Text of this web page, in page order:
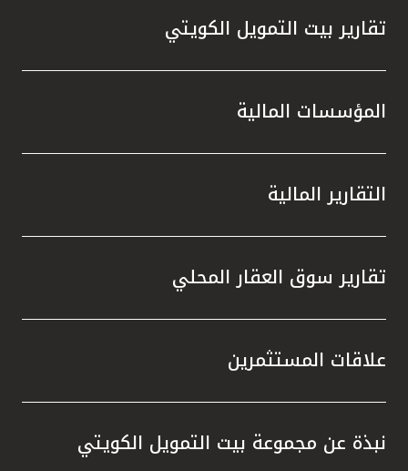
تقارير بيت التمويل الكويتي
المؤسسات المالية
التقارير المالية
تقارير سوق العقار المحلي
علاقات المستثمرين
نبذة عن مجموعة بيت التمويل الكويتي